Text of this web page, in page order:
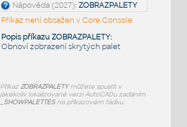
Nápověda (2027):ZOBRAZPALETY
Příkaz není obsažen v Core Console
Popis příkazu ZOBRAZPALETY:
Obnoví zobrazení skrytých palet
PříkazZOBRAZPALETYmůžete spustit v
jakékoliv lokalizované verzi AutoCADu zadáním
_SHOWPALETTESna příkazovém řádku.